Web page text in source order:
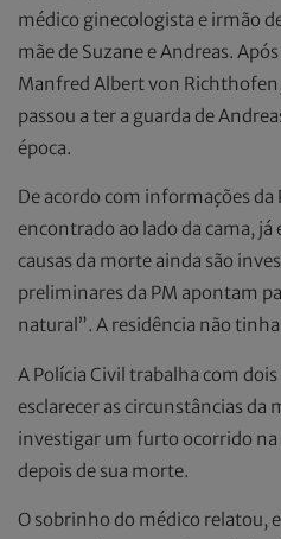
médico ginecologista e irmão
mãe de Suzane e Andreas.
Manfred Albert von
passou a ter a guarda de
época.
De acordo com informações
encontrado ao lado da cama, já
causas da morte ainda são
preliminares da PM apontam
natural”. A residência não
A Polícia Civil trabalha com
esclarecer as circunstâncias da
investigar um furto ocorrido na
depois de sua morte.
O sobrinho do médico relatou,